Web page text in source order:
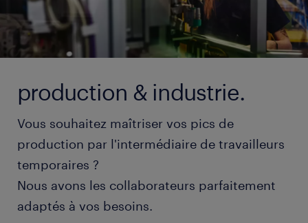
production & industrie.
Vous souhaitez maîtriser vos pics de
production par l'intermédiaire de travailleurs
temporaires ?
Nous avons les collaborateurs parfaitement
adaptés à vos besoins.